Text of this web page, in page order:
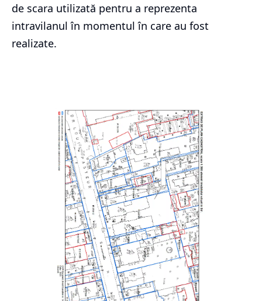
de scara utilizată pentru a reprezenta
intravilanul în momentul în care au fost
realizate.